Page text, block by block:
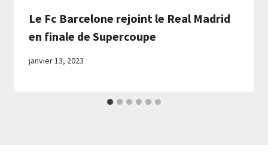
Le Fc Barcelone rejoint le Real Madrid
en finale de Supercoupe
janvier 13, 2023